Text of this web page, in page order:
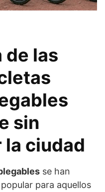
de las
sin
ciudad
se han
para aquellos